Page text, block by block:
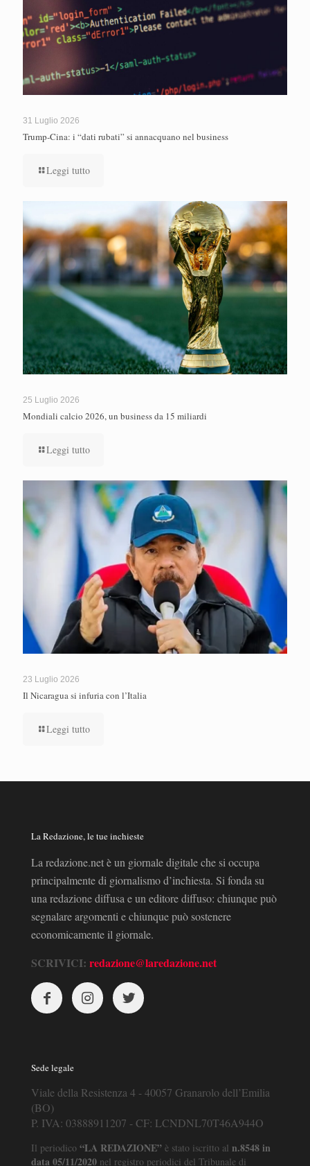
31 Luglio 2026
Trump-Cina: i “dati rubati” si annacquano nel business
Leggi tutto
25 Luglio 2026
Mondiali calcio 2026, un business da 15 miliardi
Leggi tutto
23 Luglio 2026
Il Nicaragua si infuria con l’Italia
Leggi tutto
La Redazione, le tue inchieste
La redazione.net è un giornale digitale che si occupa
principalmente di giornalismo d’inchiesta. Si fonda su
una redazione diffusa e un editore diffuso: chiunque può
segnalare argomenti e chiunque può sostenere
economicamente il giornale.
SCRIVICI: redazione@laredazione.net
Sede legale
Viale della Resistenza 4 - 40057 Granarolo dell’Emilia
(BO)
P. IVA: 03888911207 - CF: LCNDNL70T46A944O
Il periodico “LA REDAZIONE” è stato iscritto al n.8548 in
data 05/11/2020 nel registro periodici del Tribunale di